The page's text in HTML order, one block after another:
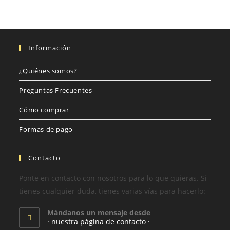
Información
¿Quiénes somos?
Preguntas Frecuentes
Cómo comprar
Formas de pago
Contacto
Ponte en contacto con nosotros para lo que quieras. Si
tienes cualquier duda, tienes varias vías para hacerlo:
Mándanos un mensaje desde
· nuestra página de contacto ·